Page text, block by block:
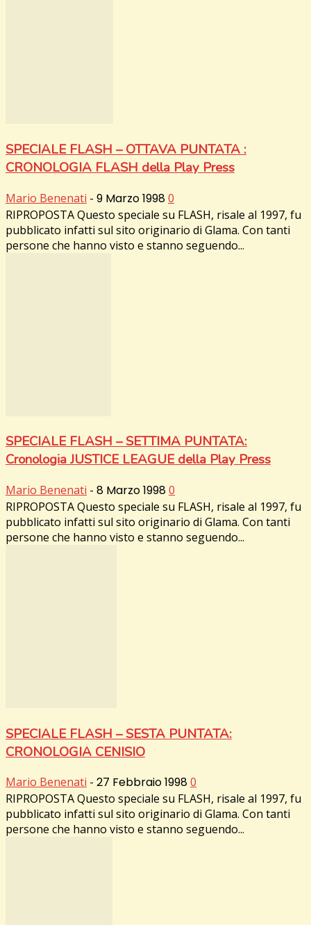
SPECIALE FLASH – OTTAVA PUNTATA :
CRONOLOGIA FLASH della Play Press
Mario Benenati - 9 Marzo 19980
RIPROPOSTA Questo speciale su FLASH, risale al 1997, fu
pubblicato infatti sul sito originario di Glama. Con tanti
persone che hanno visto e stanno seguendo...
SPECIALE FLASH – SETTIMA PUNTATA:
Cronologia JUSTICE LEAGUE della Play Press
Mario Benenati - 8 Marzo 19980
RIPROPOSTA Questo speciale su FLASH, risale al 1997, fu
pubblicato infatti sul sito originario di Glama. Con tanti
persone che hanno visto e stanno seguendo...
SPECIALE FLASH – SESTA PUNTATA:
CRONOLOGIA CENISIO
Mario Benenati - 27 Febbraio 19980
RIPROPOSTA Questo speciale su FLASH, risale al 1997, fu
pubblicato infatti sul sito originario di Glama. Con tanti
persone che hanno visto e stanno seguendo...